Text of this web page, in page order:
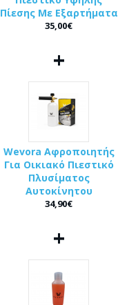
Πίεσης Με Εξαρτήματα
35,00€
+
Wevora Αφροποιητής
Για Οικιακό Πιεστικό
Πλυσίματος
Αυτοκίνητου
34,90€
+